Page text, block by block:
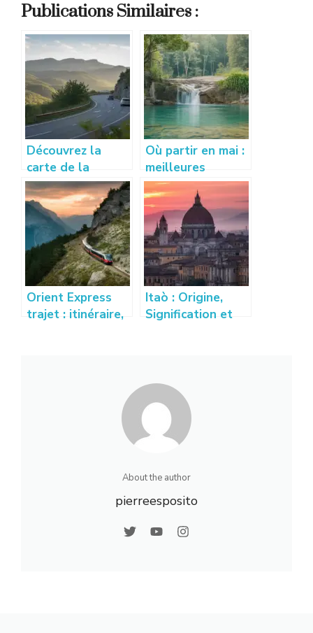
Publications Similaires :
Découvrez la
carte de la
Lozère pour un
voyage
authentique
Où partir en mai :
meilleures
destinations pour
voyager au
printemps
Orient Express
trajet : itinéraire,
Itaò : Origine,
Signification et
About the author
pierreesposito